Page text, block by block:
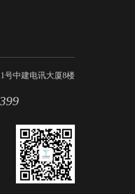
号中建电讯大厦8楼